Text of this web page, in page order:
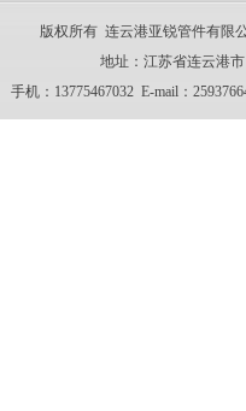
版权所有 连云港亚锐管件有
地址：江苏省连云港
手机：13775467032 E-mail：